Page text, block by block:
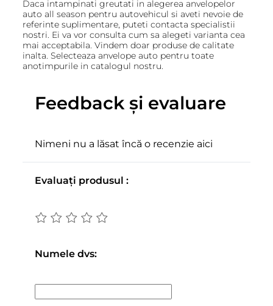
Daca intampinati greutati in alegerea anvelopelor
auto all season pentru autovehicul si aveti nevoie de
referinte suplimentare, puteti contacta specialistii
nostri. Ei va vor consulta cum sa alegeti varianta cea
mai acceptabila. Vindem doar produse de calitate
inalta. Selecteaza anvelope auto pentru toate
anotimpurile in catalogul nostru.
Feedback și evaluare
Nimeni nu a lăsat încă o recenzie aici
Evaluați produsul :
Numele dvs: